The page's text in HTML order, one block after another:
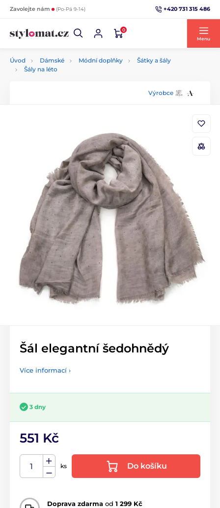
Zavolejte nám (Po-Pá 9-14) +420 731 315 486
0
Menu
Úvod Dámské Módní doplňky
Šátky a šály
Šály na léto
Výrobce
Šál elegantní šedohnědý
Více informací ›
3 dny
551 Kč
ks Do košíku
Doprava zdarma od 1 299 Kč